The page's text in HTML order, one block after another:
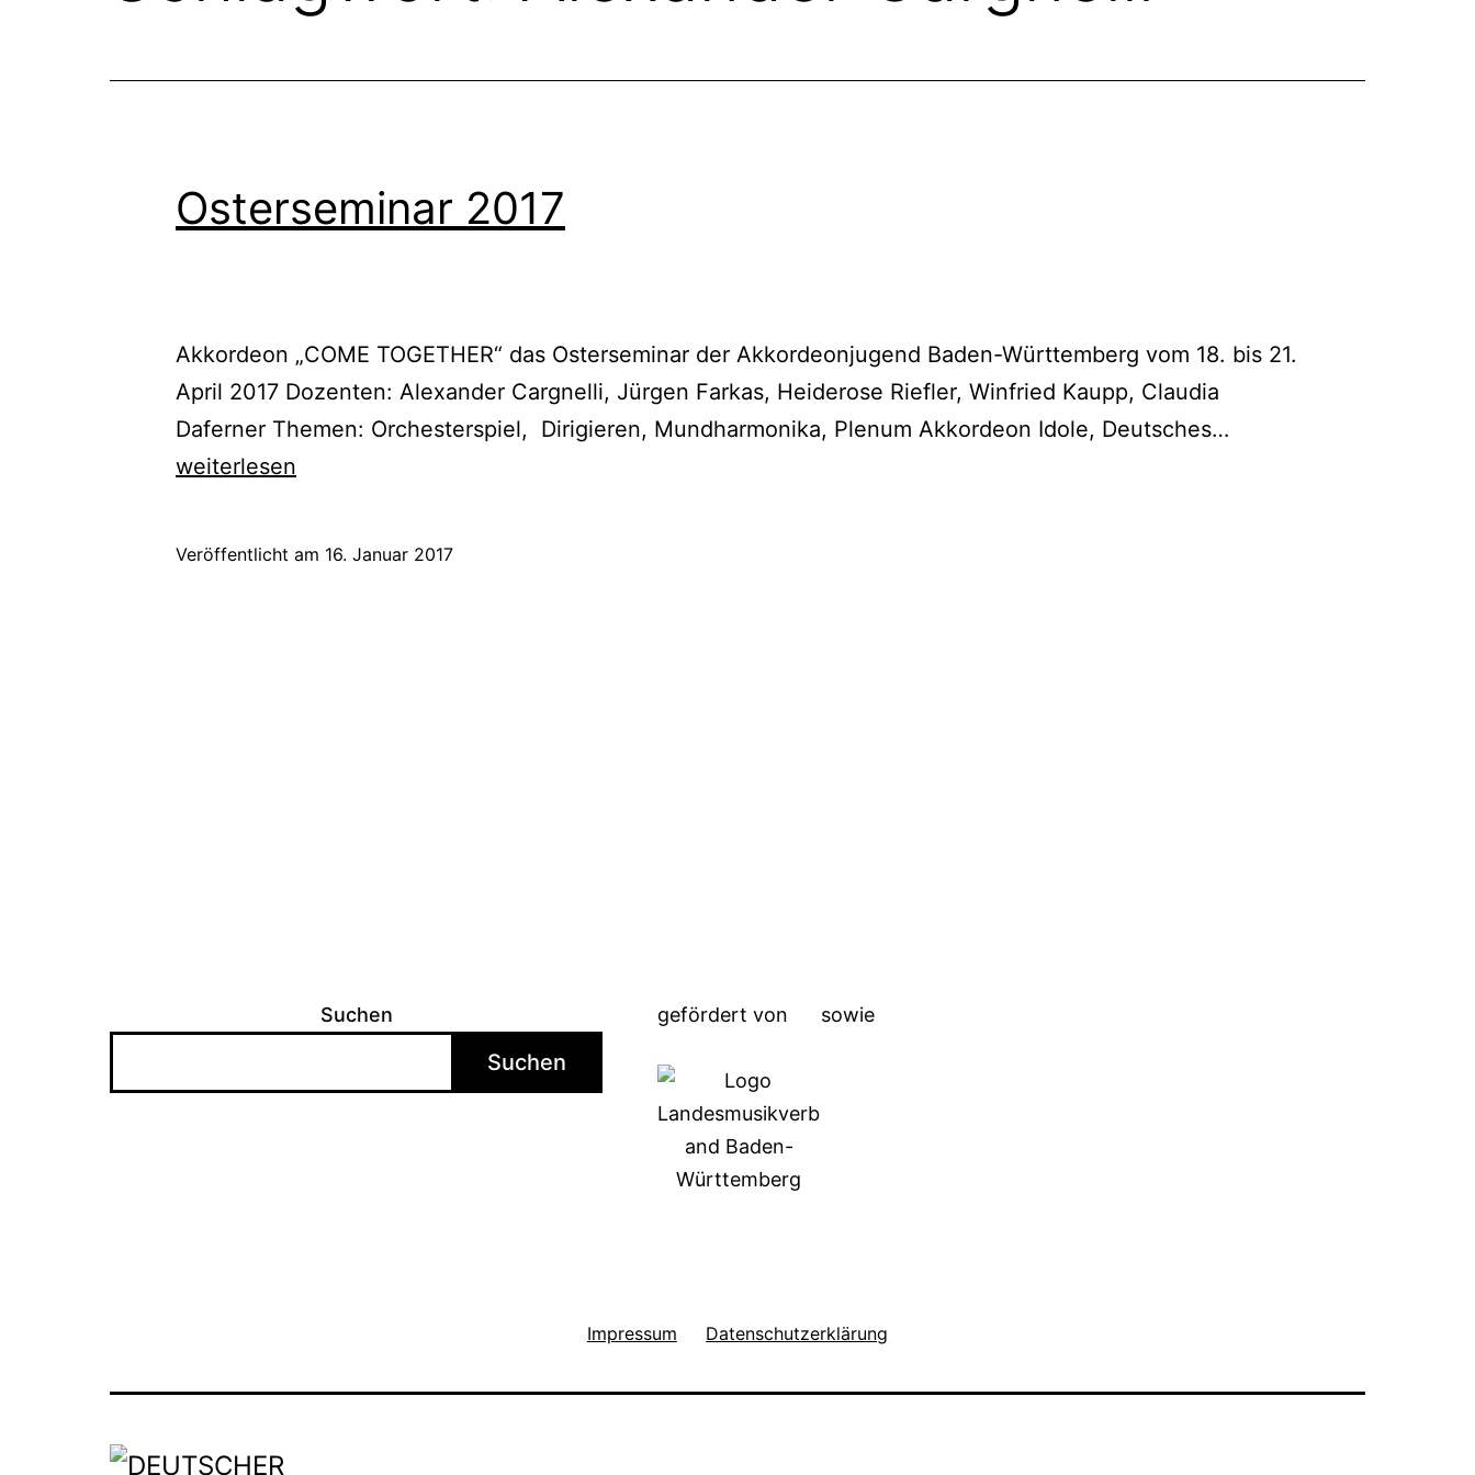
Osterseminar 2017
Akkordeon „COME TOGETHER“ das Osterseminar der Akkordeonjugend Baden-Württemberg vom 18. bis 21.
April 2017 Dozenten: Alexander Cargnelli, Jürgen Farkas, Heiderose Riefler, Winfried Kaupp, Claudia
Daferner Themen: Orchesterspiel, Dirigieren, Mundharmonika, Plenum Akkordeon Idole, Deutsches…
weiterlesen
Veröffentlicht am 16. Januar 2017
Suchen
Suchen
gefördert von sowie
Impressum Datenschutzerklärung